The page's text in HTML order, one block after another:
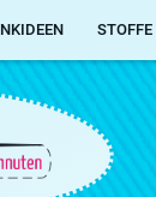
STOFFE